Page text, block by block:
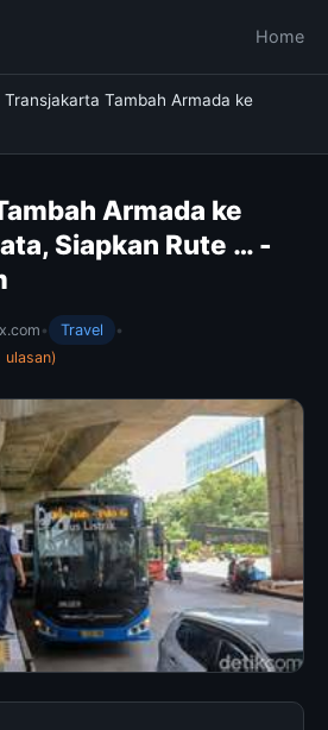
Home
Transjakarta Tambah Armada ke
Armada ke
Siapkan Rute … -
• Travel
•